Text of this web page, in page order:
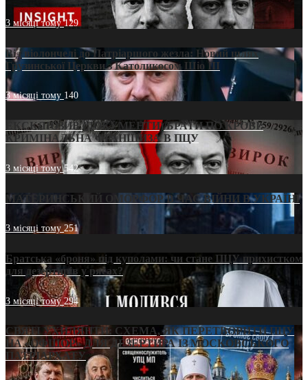
3 місяці тому129
Від віолончелі до Патріаршого жезла: Новий шлях
Грузинської Церкви з Католикосом Шіо III
3 місяці тому 140
ЕКСКЛЮЗИВ (ДОКУМЕНТИ)/БРАТИ ПО КРОВІ:
КРИМІНАЛЬНА ФРАНШИЗА В ПЦУ
3 місяці тому542
МАТЕРИНСЬКИЙ ОМОРФОР В ЧАС ВІЙНИ В УКРАЇНІ
3 місяці тому251
Братська «броня» під куполами: чи стане ПЦУ прихистком
для дезертирів у рясах?
3 місяці тому294
СВЯТІ УХИЛЯНТИ: СХЕМА, ЯК ПЕРЕТВОРИТИ ПЦУ
НА «ОФШОР» ДЛЯ ДЕЗЕРТИРА ІЗ МОСКОВСЬКОГО
ПАТРІАРХАТУ